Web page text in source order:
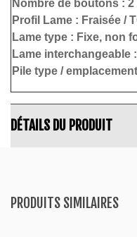
Nombre de boutons : 2
Profil Lame : Fraisée /
Lame type : Fixe, non
Lame interchangeable
Pile type /
DÉTAILS DU PRODUIT
PRODUITS SIMILAIRES